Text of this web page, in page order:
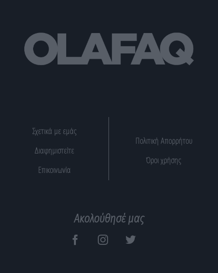
Σχετικά με εμάς
Διαφημιστείτε
Επικοινωνία
Πολιτική Απορρήτου
Όροι χρήσης
Ακολούθησέ μας